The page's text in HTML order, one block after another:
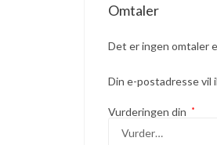
Omtaler
Det er ingen omtaler
Din e-postadresse vil
Vurderingen din *